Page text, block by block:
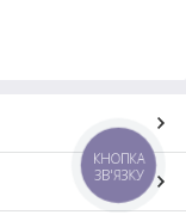
КНОПКА
ЗВ'ЯЗКУ